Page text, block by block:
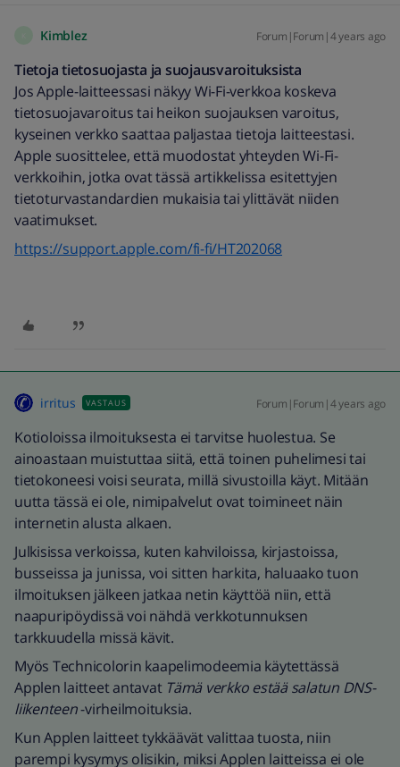
Kimblez Forum|Forum|4 years ago
Tietoja tietosuojasta ja suojausvaroituksista
Jos Apple-laitteessasi näkyy Wi-Fi-verkkoa koskeva
tietosuojavaroitus tai heikon suojauksen varoitus,
kyseinen verkko saattaa paljastaa tietoja laitteestasi.
Apple suosittelee, että muodostat yhteyden Wi-Fi-
verkkoihin, jotka ovat tässä artikkelissa esitettyjen
tietoturvastandardien mukaisia tai ylittävät niiden
vaatimukset.
https://support.apple.com/fi-fi/HT202068
irritus VASTAUS Forum|Forum|4 years ago
Kotioloissa ilmoituksesta ei tarvitse huolestua. Se
ainoastaan muistuttaa siitä, että toinen puhelimesi tai
tietokoneesi voisi seurata, millä sivustoilla käyt. Mitään
uutta tässä ei ole, nimipalvelut ovat toimineet näin
internetin alusta alkaen.
Julkisissa verkoissa, kuten kahviloissa, kirjastoissa,
busseissa ja junissa, voi sitten harkita, haluaako tuon
ilmoituksen jälkeen jatkaa netin käyttöä niin, että
naapuripöydissä voi nähdä verkkotunnuksen
tarkkuudella missä kävit.
Myös Technicolorin kaapelimodeemia käytettässä
Applen laitteet antavat Tämä verkko estää salatun DNS-
liikenteen-virheilmoituksia.
Kun Applen laitteet tykkäävät valittaa tuosta, niin
parempi kysymys olisikin, miksi Applen laitteissa ei ole